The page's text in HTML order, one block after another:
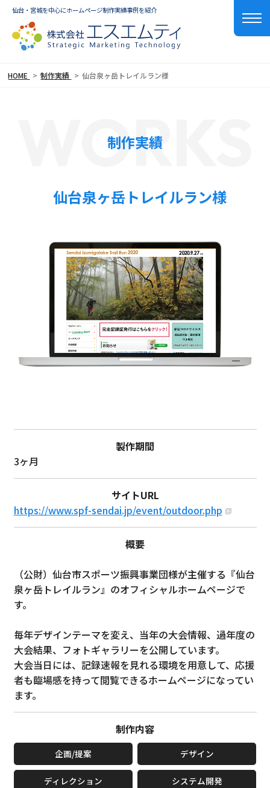
仙台・宮城を中心にホームページ制作実績事例を紹介
HOME 制作実績 仙台泉ヶ岳トレイルラン様
制作実績
WORKS
仙台泉ヶ岳トレイルラン様
製作期間
3ヶ月
サイトURL
https://www.spf-sendai.jp/event/outdoor.php
概要
（公財）仙台市スポーツ振興事業団様が主催する『仙台
泉ヶ岳トレイルラン』のオフィシャルホームページで
す。
毎年デザインテーマを変え、当年の大会情報、過年度の
大会結果、フォトギャラリーを公開しています。
大会当日には、記録速報を見れる環境を用意して、応援
者も臨場感を持って閲覧できるホームページになってい
ます。
制作内容
企画/提案 デザイン
ディレクション システム開発